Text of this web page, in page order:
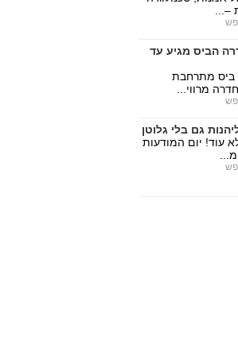
–...
הביס מגיע עד
ביס מתרחבת
מרווי...
גם בלי גלוטן
עוד! יום המודעות